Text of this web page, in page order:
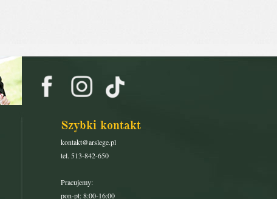
Szybki kontakt
kontakt@arslege.pl
tel. 513-842-650
Pracujemy:
pon-pt: 8:00-16:00